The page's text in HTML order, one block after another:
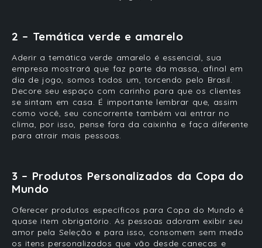
2 – Temática verde e amarelo
Aderir a temática verde amarelo é essencial, sua
empresa mostrará que faz parte da massa, afinal em
dia de jogo, somos todos um, torcendo pelo Brasil.
Decore seu espaço com carinho para que os clientes
se sintam em casa. É importante lembrar que, assim
como você, seu concorrente também vai entrar no
clima, por isso, pense fora da caixinha e faça diferente
para atrair mais pessoas.
3 – Produtos Personalizados da Copa do
Mundo
Oferecer produtos específicos para Copa do Mundo é
quase item obrigatório. As pessoas adoram exibir seu
amor pela Seleção e para isso, consomem sem medo
os itens personalizados que vão desde canecas e